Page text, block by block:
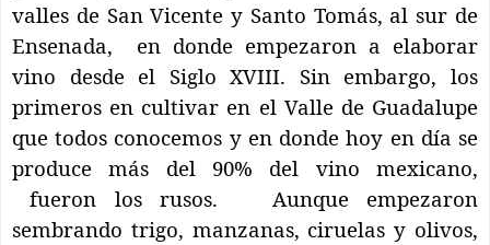
valles de San Vicente y Santo Tomás, al sur de
Ensenada,
en donde empezaron a elaborar
vino desde el Siglo XVIII. Sin embargo, los
primeros en cultivar en el Valle de Guadalupe
que todos conocemos y en donde hoy en día se
produce más del 90% del vino mexicano,
fueron los rusos.
Aunque empezaron
sembrando trigo, manzanas, ciruelas y olivos,